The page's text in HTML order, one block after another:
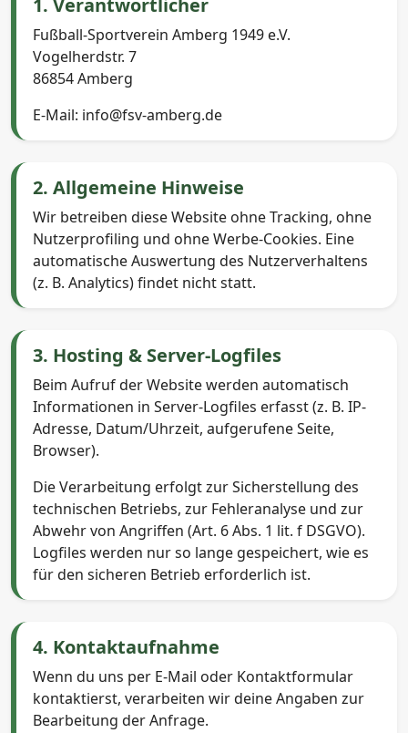
1. Verantwortlicher
Fußball-Sportverein Amberg 1949 e.V.
Vogelherdstr. 7
86854 Amberg
E-Mail: info@fsv-amberg.de
2. Allgemeine Hinweise
Wir betreiben diese Website ohne Tracking, ohne
Nutzerprofiling und ohne Werbe-Cookies. Eine
automatische Auswertung des Nutzerverhaltens
(z. B. Analytics) findet nicht statt.
3. Hosting & Server-Logfiles
Beim Aufruf der Website werden automatisch
Informationen in Server-Logfiles erfasst (z. B. IP-
Adresse, Datum/Uhrzeit, aufgerufene Seite,
Browser).
Die Verarbeitung erfolgt zur Sicherstellung des
technischen Betriebs, zur Fehleranalyse und zur
Abwehr von Angriffen (Art. 6 Abs. 1 lit. f DSGVO).
Logfiles werden nur so lange gespeichert, wie es
für den sicheren Betrieb erforderlich ist.
4. Kontaktaufnahme
Wenn du uns per E-Mail oder Kontaktformular
kontaktierst, verarbeiten wir deine Angaben zur
Bearbeitung der Anfrage.